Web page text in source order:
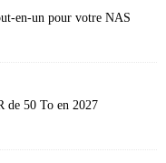
en-un pour votre NAS
de 50 To en 2027